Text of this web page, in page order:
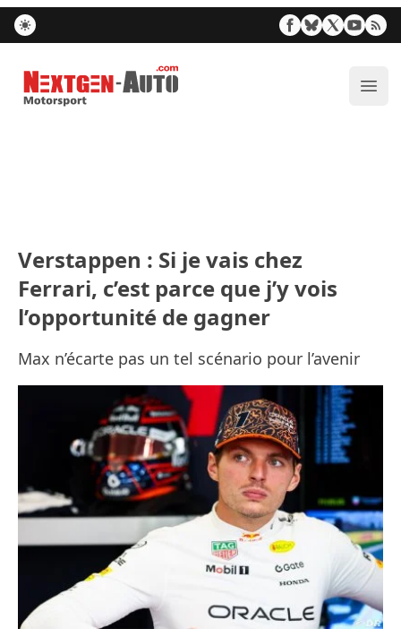
Nextgen-Auto.com
Verstappen : Si je vais chez
Ferrari, c’est parce que j’y vois
l’opportunité de gagner
Max n’écarte pas un tel scénario pour l’avenir